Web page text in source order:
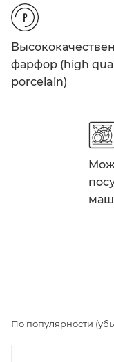
фарфор (high
porcelain)
По популярности